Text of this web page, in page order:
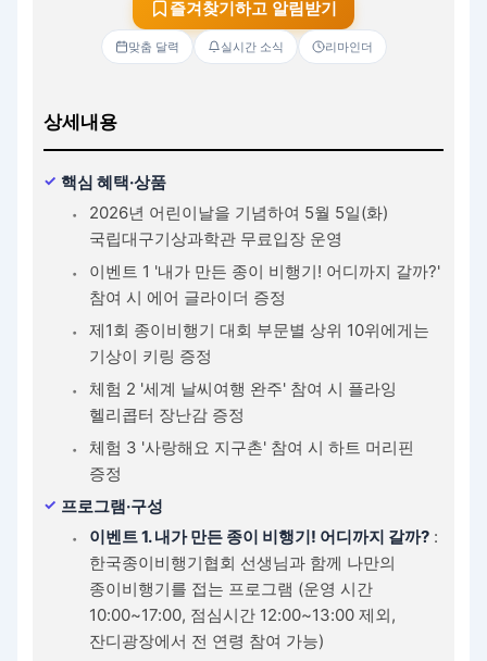
즐겨찾기하고 알림받기
맞춤 달력 실시간 소식 리마인더
상세내용
핵심 혜택·상품
2026년 어린이날을 기념하여 5월 5일(화)
국립대구기상과학관 무료입장 운영
이벤트 1 '내가 만든 종이 비행기! 어디까지 갈까?'
참여 시 에어 글라이더 증정
제1회 종이비행기 대회 부문별 상위 10위에게는
기상이 키링 증정
체험 2 '세계 날씨여행 완주' 참여 시 플라잉
헬리콥터 장난감 증정
체험 3 '사랑해요 지구촌' 참여 시 하트 머리핀
증정
프로그램·구성
이벤트 1. 내가 만든 종이 비행기! 어디까지 갈까? :
한국종이비행기협회 선생님과 함께 나만의
종이비행기를 접는 프로그램 (운영 시간
10:00~17:00, 점심시간 12:00~13:00 제외,
잔디광장에서 전 연령 참여 가능)